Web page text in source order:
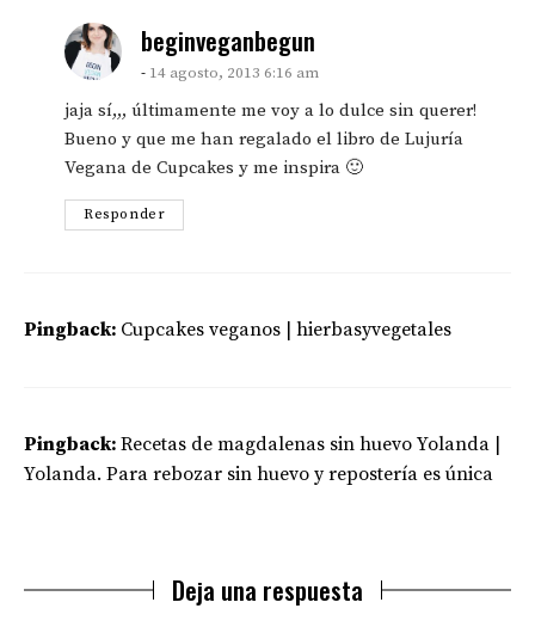
beginveganbegun
14 agosto, 2013 6:16 am
jaja sí,,, últimamente me voy a lo dulce sin querer!
Bueno y que me han regalado el libro de Lujuría
Vegana de Cupcakes y me inspira 🙂
Responder
Pingback: Cupcakes veganos | hierbasyvegetales
Pingback: Recetas de magdalenas sin huevo Yolanda |
Yolanda. Para rebozar sin huevo y repostería es única
Deja una respuesta